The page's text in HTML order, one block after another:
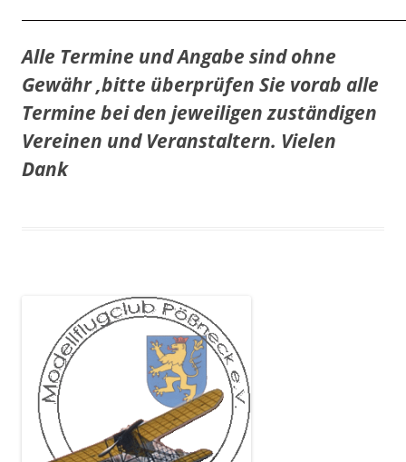
Alle Termine und Angabe sind ohne
Gewähr ,bitte überprüfen Sie vorab alle
Termine bei den jeweiligen zuständigen
Vereinen und Veranstaltern. Vielen
Dank